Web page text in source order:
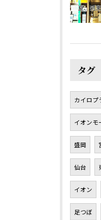
タグ
カイロプ
イオンモ
盛岡
仙台
イオン
足つぼ